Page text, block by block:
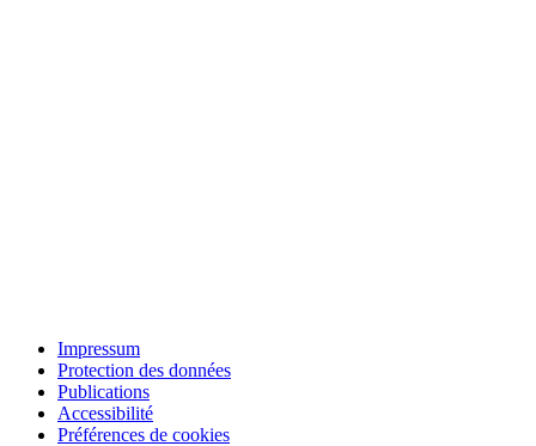
Impressum
Protection des données
Publications
Accessibilité
Préférences de cookies